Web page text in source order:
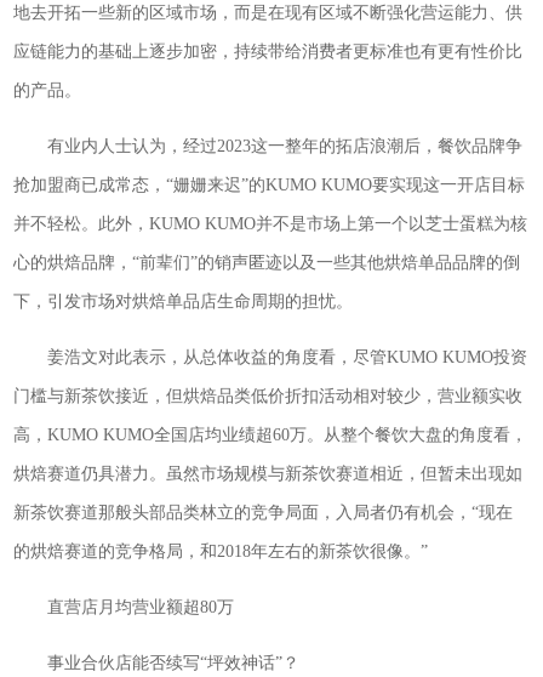
地去开拓一些新的区域市场，而是在现有区域不断强化营运能力、供
应链能力的基础上逐步加密，持续带给消费者更标准也有更有性价比
的产品。
有业内人士认为，经过2023这一整年的拓店浪潮后，餐饮品牌争
抢加盟商已成常态，“姗姗来迟”的KUMO KUMO要实现这一开店目标
并不轻松。此外，KUMO KUMO并不是市场上第一个以芝士蛋糕为核
心的烘焙品牌，“前辈们”的销声匿迹以及一些其他烘焙单品品牌的倒
下，引发市场对烘焙单品店生命周期的担忧。
姜浩文对此表示，从总体收益的角度看，尽管KUMO KUMO投资
门槛与新茶饮接近，但烘焙品类低价折扣活动相对较少，营业额实收
高，KUMO KUMO全国店均业绩超60万。从整个餐饮大盘的角度看，
烘焙赛道仍具潜力。虽然市场规模与新茶饮赛道相近，但暂未出现如
新茶饮赛道那般头部品类林立的竞争局面，入局者仍有机会，“现在
的烘焙赛道的竞争格局，和2018年左右的新茶饮很像。”
直营店月均营业额超80万
事业合伙店能否续写“坪效神话”？